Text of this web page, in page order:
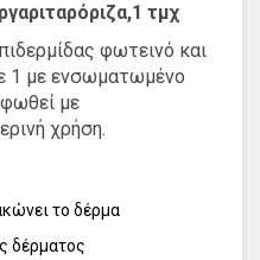
τμχ
φωτεινό και
1 με ενσωματωμένο
με
χρήση.
το δέρμα
δέρματος